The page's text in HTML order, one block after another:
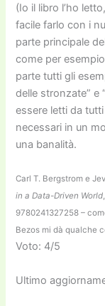
(Io il libro l’ho
facile farlo con i
parte principale
come per
parte tutti gli
delle stronzate” e
essere letti da
necessari in un
una banalità.
Carl T. Bergstrom e
in a Data-Driven World
9780241327258 –
Bezos mi dà qualche
Voto: 4/5
Ultimo